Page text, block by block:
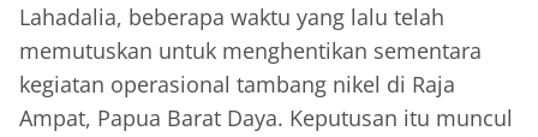
Lahadalia, beberapa waktu yang lalu telah
memutuskan untuk menghentikan sementara
kegiatan operasional tambang nikel di Raja
Ampat, Papua Barat Daya. Keputusan itu muncul